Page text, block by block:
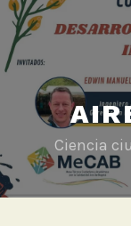
Ciencia